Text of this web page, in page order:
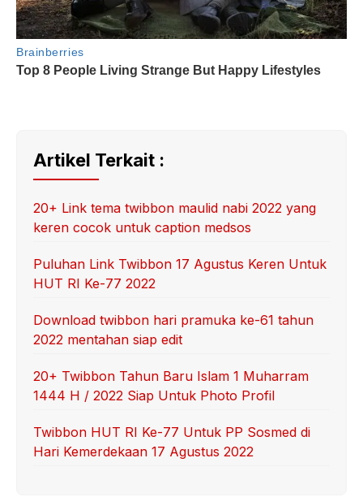
Artikel Terkait :
20+ Link tema twibbon maulid nabi 2022 yang
keren cocok untuk caption medsos
Puluhan Link Twibbon 17 Agustus Keren Untuk
HUT RI Ke-77 2022
Download twibbon hari pramuka ke-61 tahun
2022 mentahan siap edit
20+ Twibbon Tahun Baru Islam 1 Muharram
1444 H / 2022 Siap Untuk Photo Profil
Twibbon HUT RI Ke-77 Untuk PP Sosmed di
Hari Kemerdekaan 17 Agustus 2022